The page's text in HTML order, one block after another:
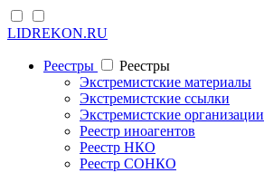
LIDREKON.RU
Реестры
Реестры
Экстремистские материалы
Экстремистские ссылки
Экстремистские организации
Реестр иноагентов
Реестр НКО
Реестр СОНКО